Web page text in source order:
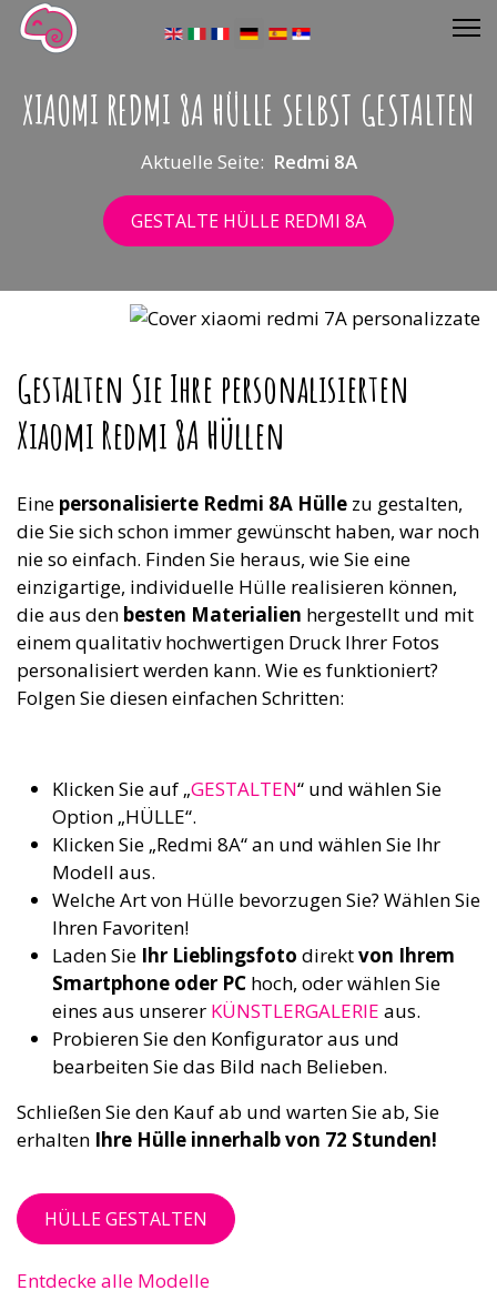
Sprache auswählen
XIAOMI REDMI 8A HÜLLE SELBST GESTALTEN
Aktuelle Seite: Redmi 8A
GESTALTE HÜLLE REDMI 8A
Gestalten Sie Ihre personalisierten
Xiaomi Redmi 8A Hüllen
Eine personalisierte Redmi 8A Hülle zu gestalten,
die Sie sich schon immer gewünscht haben, war noch
nie so einfach. Finden Sie heraus, wie Sie eine
einzigartige, individuelle Hülle realisieren können,
die aus den besten Materialien hergestellt und mit
einem qualitativ hochwertigen Druck Ihrer Fotos
personalisiert werden kann. Wie es funktioniert?
Folgen Sie diesen einfachen Schritten:
Klicken Sie auf „GESTALTEN“ und wählen Sie
Option „HÜLLE“.
Klicken Sie „Redmi 8A“ an und wählen Sie Ihr
Modell aus.
Welche Art von Hülle bevorzugen Sie? Wählen Sie
Ihren Favoriten!
Laden Sie Ihr Lieblingsfoto direktvon Ihrem
Smartphone oder PC hoch, oder wählen Sie
eines aus unserer KÜNSTLERGALERIE aus.
Probieren Sie den Konfigurator aus und
bearbeiten Sie das Bild nach Belieben.
Schließen Sie den Kauf ab und warten Sie ab, Sie
erhalten Ihre Hülle innerhalb von 72 Stunden!
HÜLLE GESTALTEN
Entdecke alle Modelle